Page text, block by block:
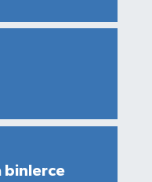
binlerce